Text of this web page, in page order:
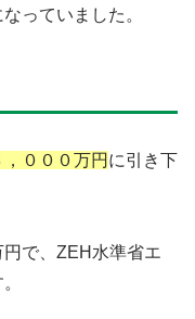
っていました。
０００万円 に引き下
で、ZEH水準省エ